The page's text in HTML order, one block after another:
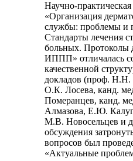
Научно-
«Организация
службы: проблемы и
Стандарты лечения
больных. Протоколы
ИППП» отличалась
качественной
докладов (проф. Н.Н.
О.К. Лосева, канд.
Померанцев, канд.
Алмазова, Е.Ю.
М.В. Новосельцев и
обсуждения
вопросов был
«Актуальные